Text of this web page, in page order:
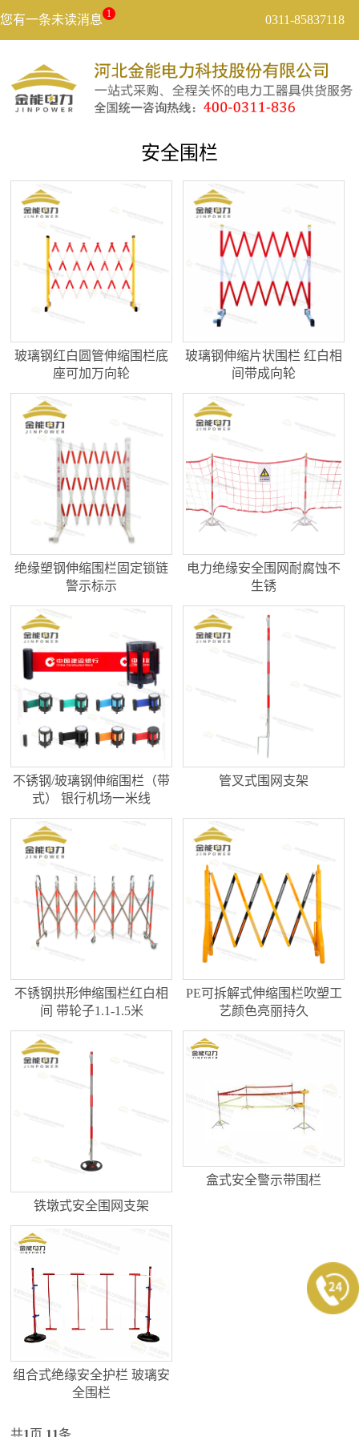
您有一条未读消息 1 0311-85837118
安全围栏
玻璃钢红白圆管伸缩围栏底
座可加万向轮
玻璃钢伸缩片状围栏 红白相
间带成向轮
绝缘塑钢伸缩围栏固定锁链
警示标示
电力绝缘安全围网耐腐蚀不
生锈
不锈钢/玻璃钢伸缩围栏（带
式） 银行机场一米线
管叉式围网支架
不锈钢拱形伸缩围栏红白相
间 带轮子1.1-1.5米
PE可拆解式伸缩围栏吹塑工
艺颜色亮丽持久
铁墩式安全围网支架
盒式安全警示带围栏
组合式绝缘安全护栏 玻璃安
全围栏
共1 页 11条